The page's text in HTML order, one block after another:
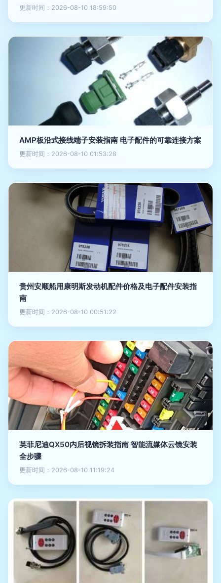
更新时间：2026-08-10 18:59:50
AMP板沿式接线端子安装指南 电子配件的可靠连接方案
更新时间：2026-08-10 01:53:28
贵州安顺船用康明斯发动机配件价格及电子配件安装指
南
更新时间：2026-08-10 00:51:22
英菲尼迪QX50内后视镜拆装指南 智能流媒体云镜安装
全步骤
更新时间：2026-08-10 11:19:24